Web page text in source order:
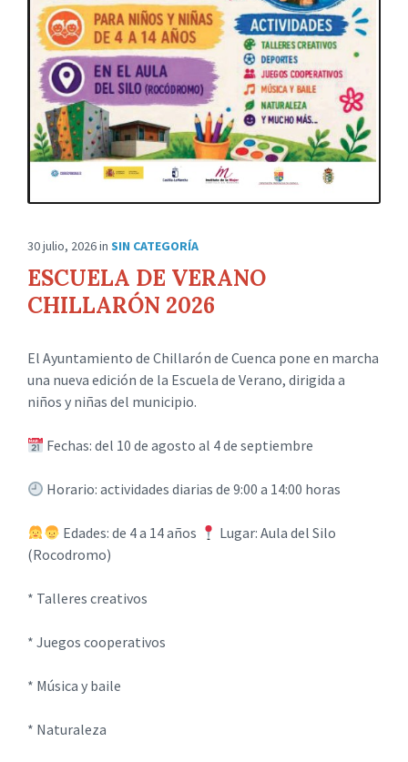
30 julio, 2026in SIN CATEGORÍA
ESCUELA DE VERANO
CHILLARÓN 2026
El Ayuntamiento de Chillarón de Cuenca pone en marcha
una nueva edición de la Escuela de Verano, dirigida a
niños y niñas del municipio.
Fechas: del 10 de agosto al 4 de septiembre
Horario: actividades diarias de 9:00 a 14:00 horas
Edades: de 4 a 14 años
Lugar: Aula del Silo
(Rocodromo)
* Talleres creativos
* Juegos cooperativos
* Música y baile
* Naturaleza